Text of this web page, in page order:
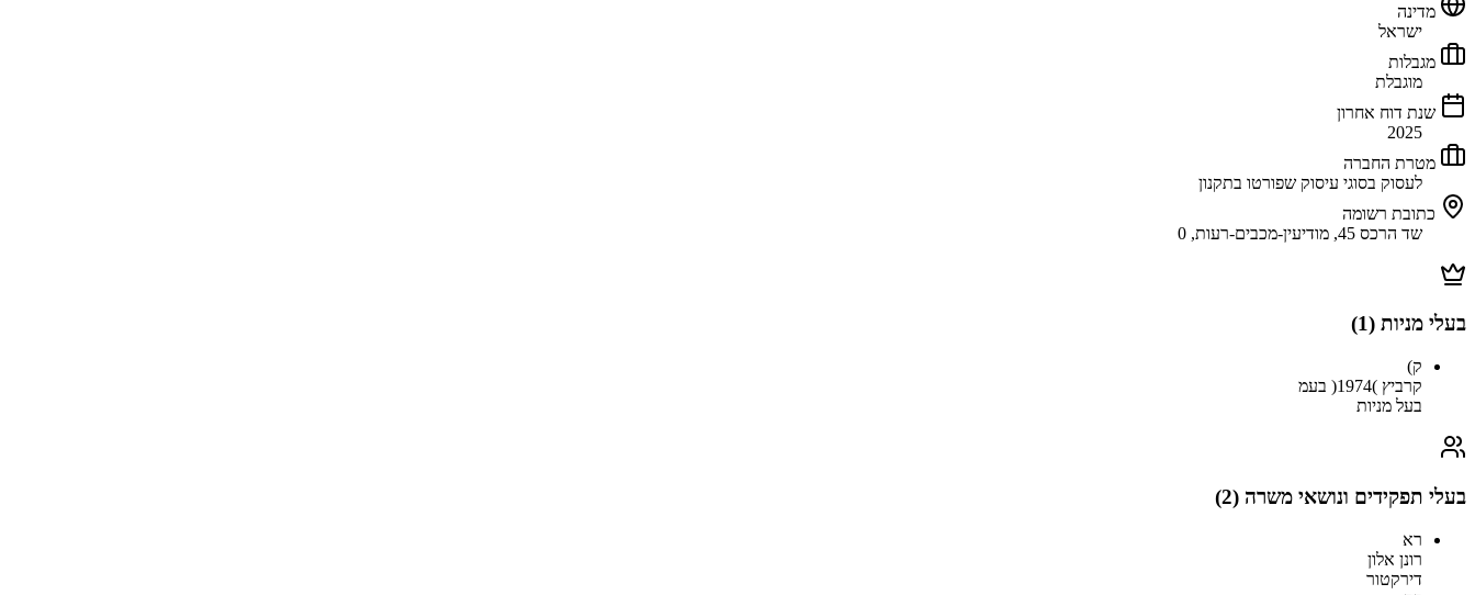
מדינה
ישראל
מגבלות
מוגבלת
שנת דוח אחרון
2025
מטרת החברה
לעסוק בסוגי עיסוק שפורטו בתקנון
כתובת רשומה
שד הרכס 45, מודיעין-מכבים-רעות, 0
בעלי מניות (1
)
ק)
קרביץ )1974( בעמ
בעל מניות
בעלי תפקידים ונושאי משרה (2
)
רא
רונן אלון
דירקטור